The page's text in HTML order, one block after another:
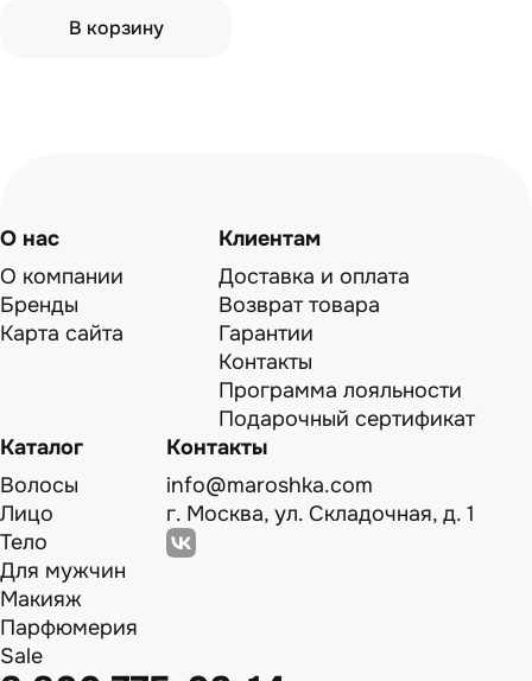
В корзину
О нас
О компании
Бренды
Карта сайта
Клиентам
Доставка и оплата
Возврат товара
Гарантии
Контакты
Программа лояльности
Подарочный сертификат
Каталог
Волосы
Лицо
Тело
Для мужчин
Макияж
Парфюмерия
Sale
Контакты
info@maroshka.com
г. Москва, ул. Складочная, д. 1